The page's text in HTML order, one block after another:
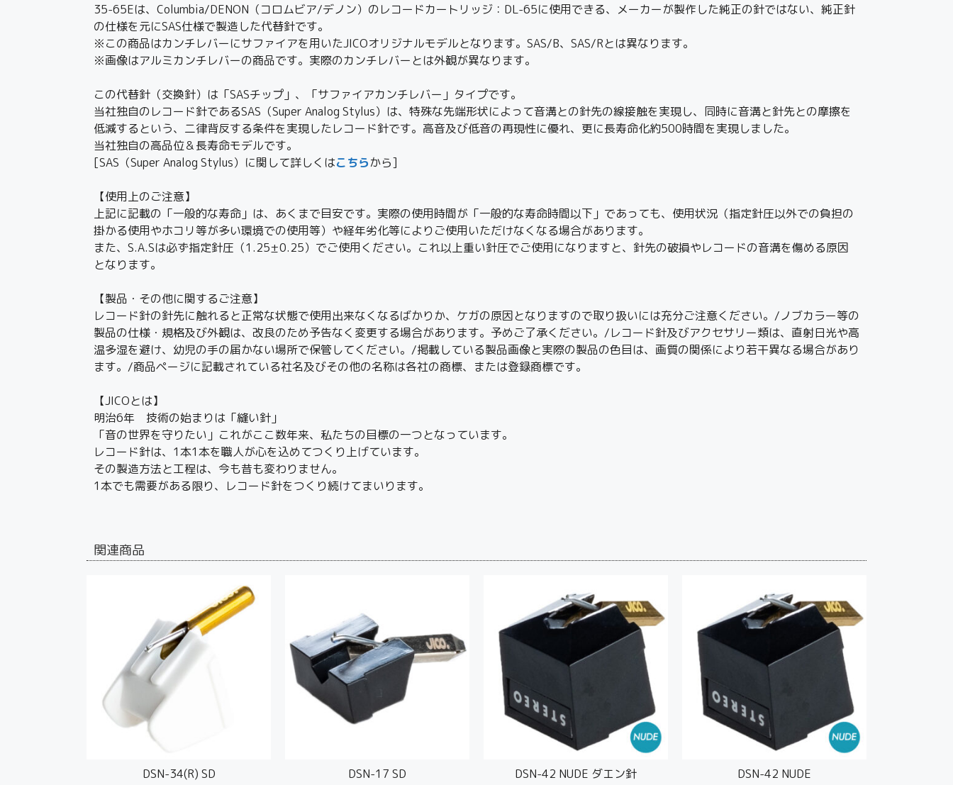
35-65Eは、Columbia/DENON（コロムビア/デノン）のレコードカートリッジ：DL-65に使用できる、メーカーが製作した純正の針ではない、純正針
の仕様を元にSAS仕様で製造した代替針です。
※この商品はカンチレバーにサファイアを用いたJICOオリジナルモデルとなります。SAS/B、SAS/Rとは異なります。
※画像はアルミカンチレバーの商品です。実際のカンチレバーとは外観が異なります。
この代替針（交換針）は「SASチップ」、「サファイアカンチレバー」タイプです。
当社独自のレコード針であるSAS（Super Analog Stylus）は、特殊な先端形状によって音溝との針先の線接触を実現し、同時に音溝と針先との摩擦を
低減するという、二律背反する条件を実現したレコード針です。高音及び低音の再現性に優れ、更に長寿命化約500時間を実現しました。
当社独自の高品位＆長寿命モデルです。
[SAS（Super Analog Stylus）に関して詳しくはこちらから]
【使用上のご注意】
上記に記載の「一般的な寿命」は、あくまで目安です。実際の使用時間が「一般的な寿命時間以下」であっても、使用状況（指定針圧以外での負担の
掛かる使用やホコリ等が多い環境での使用等）や経年劣化等によりご使用いただけなくなる場合があります。
また、S.A.Sは必ず指定針圧（1.25±0.25）でご使用ください。これ以上重い針圧でご使用になりますと、針先の破損やレコードの音溝を傷める原因
となります。
【製品・その他に関するご注意】
レコード針の針先に触れると正常な状態で使用出来なくなるばかりか、ケガの原因となりますので取り扱いには充分ご注意ください。/ノブカラー等の
製品の仕様・規格及び外観は、改良のため予告なく変更する場合があります。予めご了承ください。/レコード針及びアクセサリー類は、直射日光や高
温多湿を避け、幼児の手の届かない場所で保管してください。/掲載している製品画像と実際の製品の色目は、画質の関係により若干異なる場合があり
ます。/商品ページに記載されている社名及びその他の名称は各社の商標、または登録商標です。
【JICOとは】
明治6年 技術の始まりは「縫い針」
「音の世界を守りたい」これがここ数年来、私たちの目標の一つとなっています。
レコード針は、1本1本を職人が心を込めてつくり上げています。
その製造方法と工程は、今も昔も変わりません。
1本でも需要がある限り、レコード針をつくり続けてまいります。
関連商品
DSN-34(R) SD DSN-17 SD DSN-42 NUDE ダエン針 DSN-42 NUDE